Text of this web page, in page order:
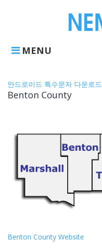
MENU
Benton
County
안드로이드 특수문자 다운로드
Benton County
Benton County Website